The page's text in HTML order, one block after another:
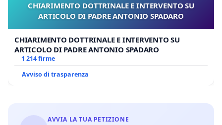
CHIARIMENTO DOTTRINALE E INTERVENTO SU
ARTICOLO DI PADRE ANTONIO SPADARO
CHIARIMENTO DOTTRINALE E INTERVENTO SU
ARTICOLO DI PADRE ANTONIO SPADARO
1 214 firme
Avviso di trasparenza
AVVIA LA TUA PETIZIONE